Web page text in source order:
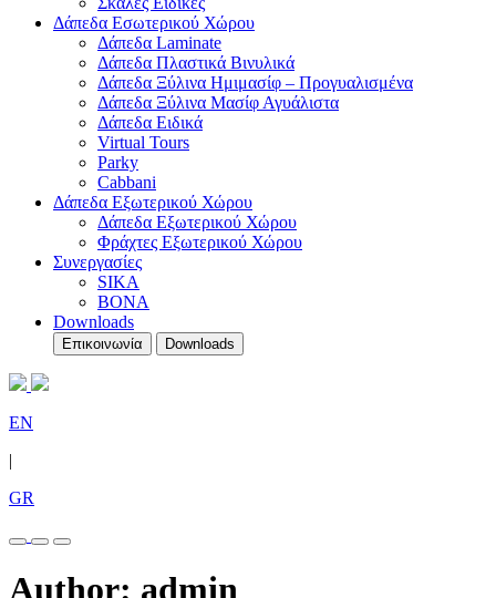
Δάπεδα Εσωτερικού Χώρου
Δάπεδα Laminate
Δάπεδα Πλαστικά Βινυλικά
Δάπεδα Ξύλινα Ημιμασίφ – Προγυαλισμένα
Δάπεδα Ξύλινα Μασίφ Αγυάλιστα
Δάπεδα Ειδικά
Virtual Tours
Parky
Cabbani
Δάπεδα Εξωτερικού Χώρου
Δάπεδα Εξωτερικού Χώρου
Φράχτες Εξωτερικού Χώρου
Συνεργασίες
SIKA
BONA
Downloads
Επικοινωνία Downloads
EN
|
GR
Author: admin